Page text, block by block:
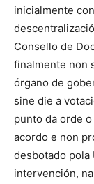
inicialmente
Consello de
finalmente non
órgano de
sine die a
punto da orde
acordo e non
desbotado pola
intervención,